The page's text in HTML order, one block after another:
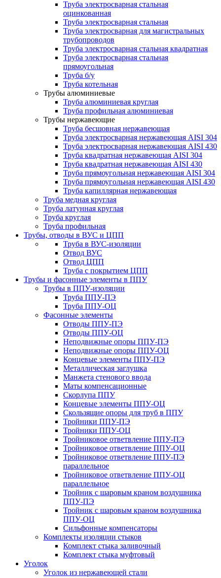
Труба электросварная стальная
оцинкованная
Труба электросварная стальная
Труба электросварная для магистральных
трубопроводов
Труба электросварная стальная квадратная
Труба электросварная стальная
прямоугольная
Труба б/у
Труба котельная
Трубы алюминиевые
Труба алюминиевая круглая
Труба профильная алюминиевая
Трубы нержавеющие
Труба бесшовная нержавеющая
Труба электросварная нержавеющая AISI 304
Труба электросварная нержавеющая AISI 430
Труба квадратная нержавеющая AISI 304
Труба квадратная нержавеющая AISI 430
Труба прямоугольная нержавеющая AISI 304
Труба прямоугольная нержавеющая AISI 430
Труба капиллярная нержавеющая
Труба медная круглая
Труба латунная круглая
Труба круглая
Труба профильная
Трубы, отводы в ВУС и ЦПП
Труба в ВУС-изоляции
Отвод ВУС
Отвод ЦПП
Труба с покрытием ЦПП
Трубы и фасонные элементы в ППУ
Трубы в ППУ-изоляции
Труба ППУ-ПЭ
Труба ППУ-ОЦ
Фасонные элементы
Отводы ППУ-ПЭ
Отводы ППУ-ОЦ
Неподвижные опоры ППУ-ПЭ
Неподвижные опоры ППУ-ОЦ
Концевые элементы ППУ-ПЭ
Металлическая заглушка
Манжета стенового ввода
Маты компенсационные
Скорлупа ППУ
Концевые элементы ППУ-ОЦ
Скользящие опоры для труб в ППУ
Тройники ППУ-ПЭ
Тройники ППУ-ОЦ
Тройниковое ответвление ППУ-ПЭ
Тройниковое ответвление ППУ-ОЦ
Тройниковое ответвление ППУ-ПЭ
параллельное
Тройниковое ответвление ППУ-ОЦ
параллельное
Тройник с шаровым краном воздушника
ППУ-ПЭ
Тройник с шаровым краном воздушника
ППУ-ОЦ
Сильфонные компенсаторы
Комплекты изоляции стыков
Комплект стыка заливочный
Комплект стыка муфтовый
Уголок
Уголок из нержавеющей стали